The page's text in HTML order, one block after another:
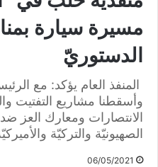
مسيرة سيارة
الدستوريّ
المنفذ العام يؤكد: مع
وأسقطنا مشاريع التفتيت
الانتصارات ومعارك العز ضد
الصهيونيّة والتركيّة
06/05/2021